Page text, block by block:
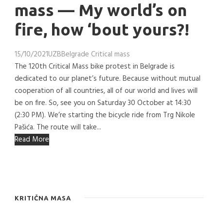
mass — My world’s on
fire, how ‘bout yours?!
15/10/2021UZBBelgrade Critical mass
The 120th Critical Mass bike protest in Belgrade is
dedicated to our planet’s future. Because without mutual
cooperation of all countries, all of our world and lives will
be on fire. So, see you on Saturday 30 October at 14:30
(2:30 PM). We’re starting the bicycle ride from Trg Nikole
Pašića. The route will take...
Read More
KRITIČNA MASA